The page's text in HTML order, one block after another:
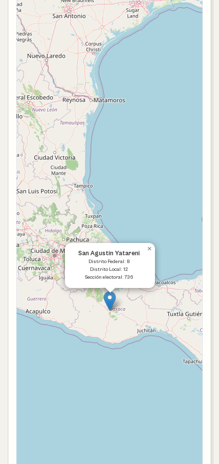
San Agustin Yatareni
Distrito Federal: 8
Distrito Local: 12
Sección electoral: 736
×